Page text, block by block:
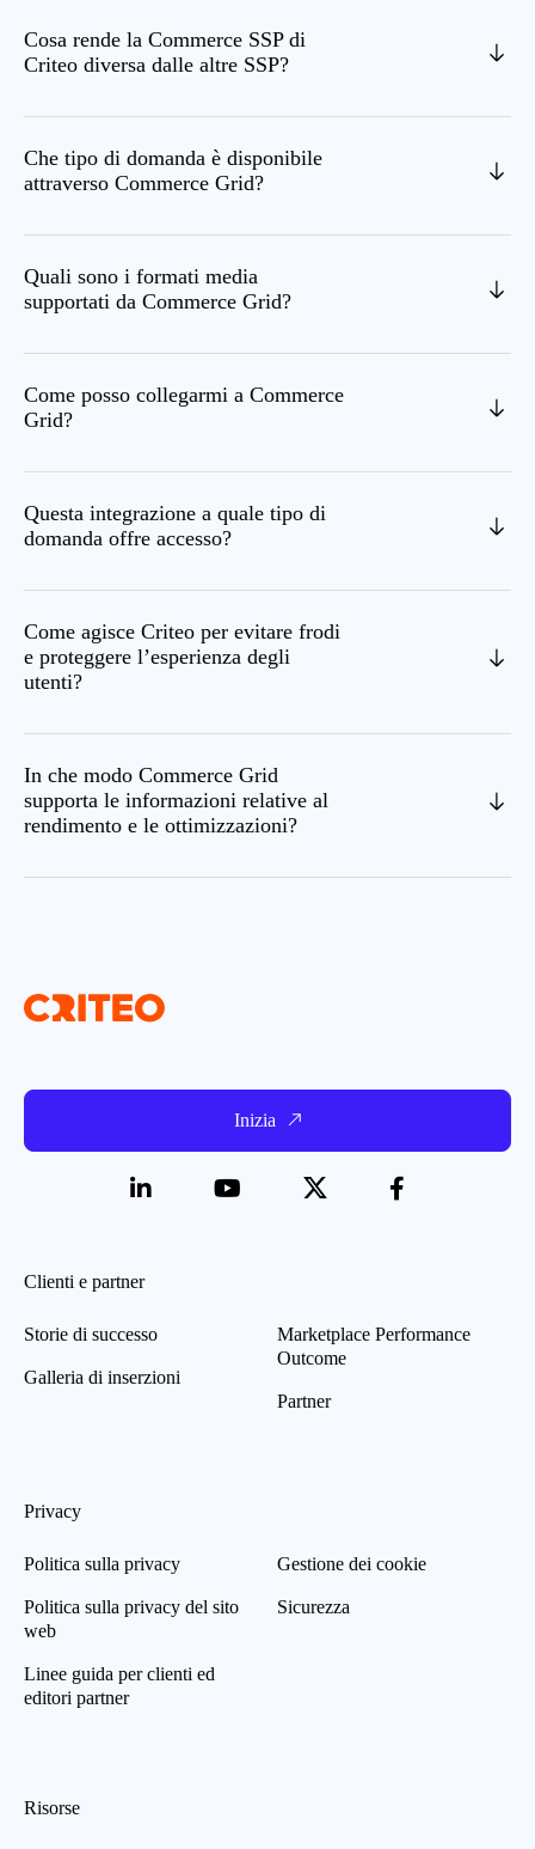
Cosa rende la Commerce SSP di
Criteo diversa dalle altre SSP?
Che tipo di domanda è disponibile
attraverso Commerce Grid?
Quali sono i formati media
supportati da Commerce Grid?
Come posso collegarmi a Commerce
Grid?
Questa integrazione a quale tipo di
domanda offre accesso?
Come agisce Criteo per evitare frodi
e proteggere l’esperienza degli
utenti?
In che modo Commerce Grid
supporta le informazioni relative al
rendimento e le ottimizzazioni?
Inizia
Clienti e partner
Storie di successo
Galleria di inserzioni
Marketplace Performance
Outcome
Partner
Privacy
Politica sulla privacy
Politica sulla privacy del sito
web
Linee guida per clienti ed
editori partner
Gestione dei cookie
Sicurezza
Risorse